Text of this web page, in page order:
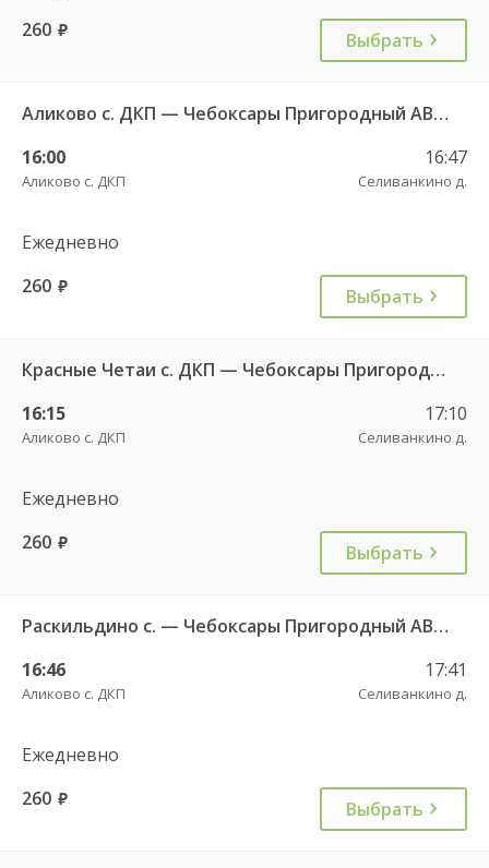
260 руб. Выбрать
Аликово с. ДКП — Чебоксары Пригородный АВ 520
16:00
Аликово с. ДКП
16:47
Селиванкино д.
Ежедневно
260 руб. Выбрать
Красные Четаи с. ДКП — Чебоксары Пригородный АВ ч/з Аликово с. ДКП 753
16:15
Аликово с. ДКП
17:10
Селиванкино д.
Ежедневно
260 руб. Выбрать
Раскильдино с. — Чебоксары Пригородный АВ ч/з Орбаши д. 728
16:46
Аликово с. ДКП
17:41
Селиванкино д.
Ежедневно
260 руб. Выбрать